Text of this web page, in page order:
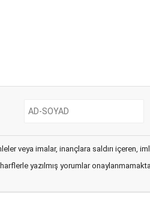
veya imalar, inançlara saldırı içeren,
yazılmış yorumlar